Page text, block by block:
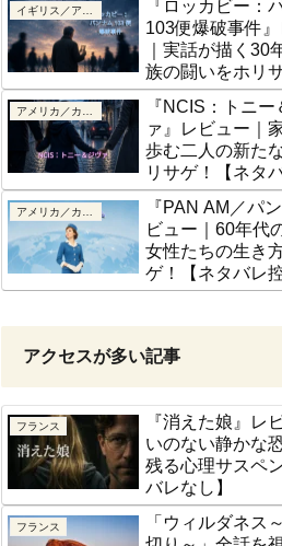
『ロッカビー：
103便爆破事件
｜実話が描く30
族の闘いをホリ
話ベース】
『NCIS：トニー
ァ』レビュー｜
歩む二人の新た
リサゲ！【ネタ
め】
『PAN AM／パ
ビュー｜60年代
女性たちの生き
ゲ！【ネタバレ
アクセスが多い記事
フランス
『消えた娘』レ
いのない静かな
残る心理サスペ
バレなし】
フランス
「ウィルダネス